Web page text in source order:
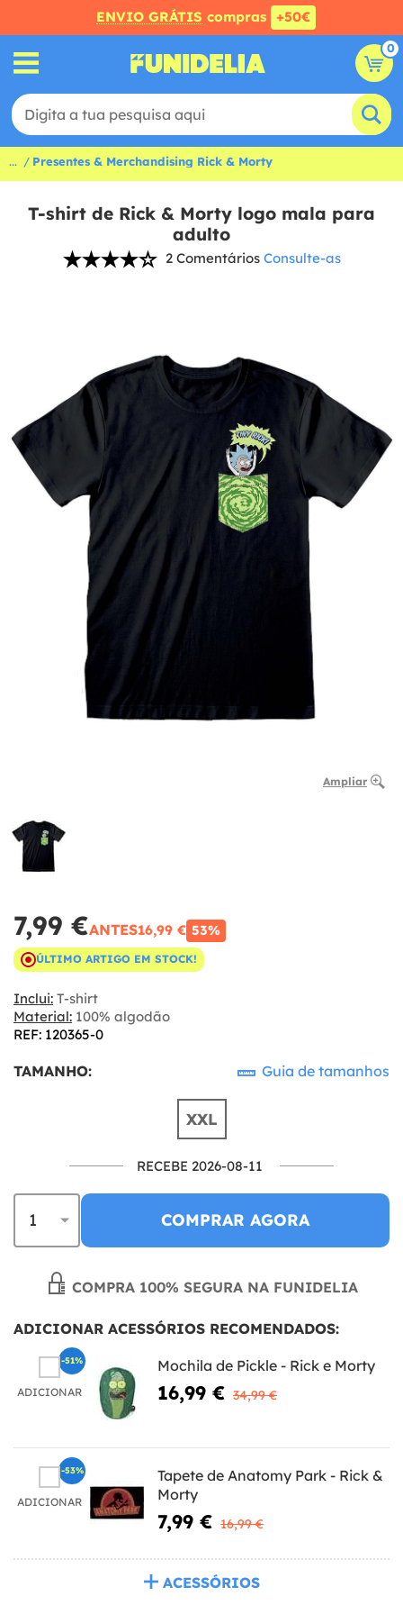
ENVIO GRÁTIS compras +50€
0
... Presentes & Merchandising Rick & Morty
T-shirt de Rick & Morty logo mala para
adulto
2 Comentários Consulte-as
Ampliar
7,99 €ANTES16,99 € 53%
ÚLTIMO ARTIGO EM STOCK!
Inclui: T-shirt
Material: 100% algodão
REF: 120365-0
TAMANHO: Guia de tamanhos
XXL
RECEBE 2026-08-11
COMPRAR AGORA
COMPRA 100% SEGURA NA FUNIDELIA
ADICIONAR ACESSÓRIOS RECOMENDADOS:
ADICIONAR
Mochila de Pickle - Rick e Morty
16,99 € 34,99 €
-51%
ADICIONAR
Tapete de Anatomy Park - Rick &
Morty
7,99 € 16,99 €
-53%
ACESSÓRIOS